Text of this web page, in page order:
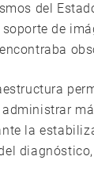
del
de
la